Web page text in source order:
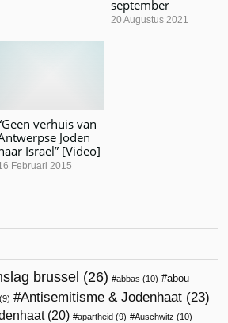
september
20 Augustus 2021
verhuis van
Joden
Israël” [Video]
Februari 2015
brussel (26) abbas (10)
abou
(9) Antisemitisme & Jodenhaat (23)
(20) apartheid (9) Auschwitz (10)